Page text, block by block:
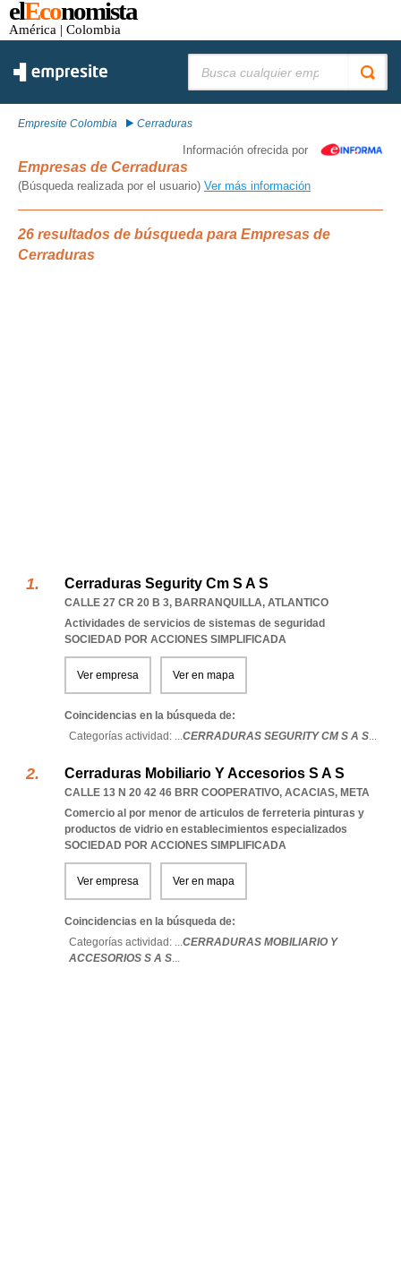
elEconomista
América | Colombia
Empresite Colombia Cerraduras
Información ofrecida por
Empresas de Cerraduras
(Búsqueda realizada por el usuario) Ver más información
26 resultados de búsqueda para Empresas de
Cerraduras
Cerraduras Segurity Cm S A S
CALLE 27 CR 20 B 3, BARRANQUILLA, ATLANTICO
Actividades de servicios de sistemas de seguridad
SOCIEDAD POR ACCIONES SIMPLIFICADA
Ver empresa Ver en mapa
Coincidencias en la búsqueda de:
Categorías actividad: ...CERRADURAS SEGURITY CM S A S...
Cerraduras Mobiliario Y Accesorios S A S
CALLE 13 N 20 42 46 BRR COOPERATIVO, ACACIAS, META
Comercio al por menor de articulos de ferreteria pinturas y
productos de vidrio en establecimientos especializados
SOCIEDAD POR ACCIONES SIMPLIFICADA
Ver empresa Ver en mapa
Coincidencias en la búsqueda de:
Categorías actividad: ...CERRADURAS MOBILIARIO Y
ACCESORIOS S A S...